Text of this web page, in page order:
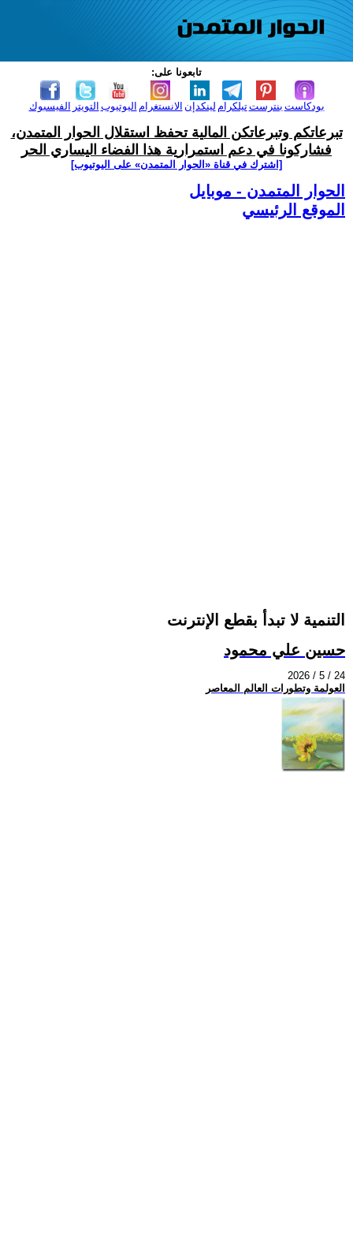
تابعونا على:
الفيسبوك التويتر اليوتيوب الانستغرام لينكدإن تيلكرامبنترست بودكاست
تبرعاتكم وتبرعاتكن المالية تحفظ استقلال الحوار المتمدن،
فشاركونا في دعم استمرارية هذا الفضاء اليساري الحر
[اشترك في قناة ‫«الحوار المتمدن» على اليوتيوب]
الحوار المتمدن - موبايل
الموقع الرئيسي
التنمية لا تبدأ بقطع الإنترنت
حسين علي محمود
2026 / 5 / 24
العولمة وتطورات العالم المعاصر